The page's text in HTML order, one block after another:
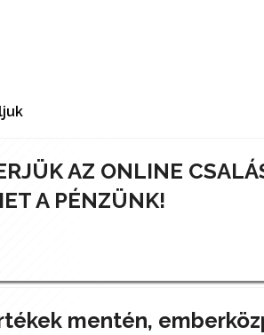
AZ ONLINE
A PÉNZÜNK!
mentén,